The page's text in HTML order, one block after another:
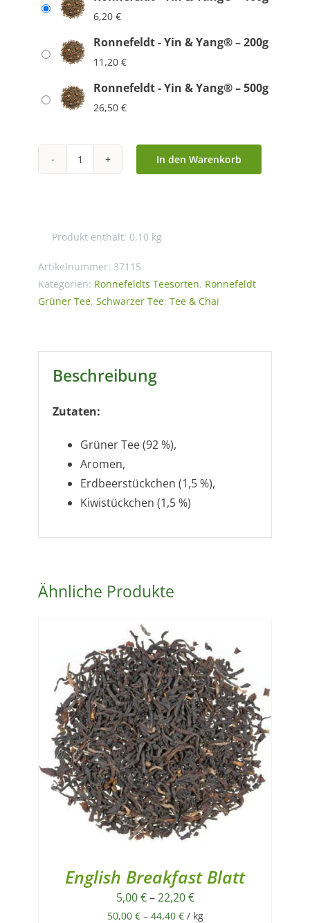
6,20 €
Ronnefeldt - Yin & Yang® – 200g
11,20 €
Ronnefeldt - Yin & Yang® – 500g
26,50 €
Ronnefeldt
Yang®
Menge
In den Warenkorb
Produkt enthält: 0,10 kg
Artikelnummer: 37115
Kategorien: Ronnefeldts Teesorten, Ronnefeldt
Grüner Tee, Schwarzer Tee, Tee & Chai
Beschreibung
Zutaten:
Grüner Tee (92 %),
Aromen,
Erdbeerstückchen (1,5 %),
Kiwistückchen (1,5 %)
Ähnliche Produkte
English Breakfast Blatt
5,00€–22,20€
50,00 €– 44,40 €/ kg